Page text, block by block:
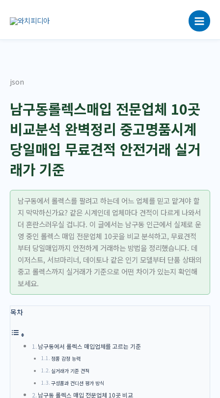
로
json
남구동롤렉스매입 전문업체 10곳
비교분석 완벽정리 중고명품시계
당일매입 무료견적 안전거래 실거
래가 기준
남구동에서 롤렉스를 팔려고 하는데 어느 업체를 믿고 맡겨야 할
지 막막하신가요? 같은 시계인데 업체마다 견적이 다르게 나와서
더 혼란스러우실 겁니다. 이 글에서는 남구동 인근에서 실제로 운
영 중인 롤렉스 매입 전문업체 10곳을 비교 분석하고, 무료견적
부터 당일매입까지 안전하게 거래하는 방법을 정리했습니다. 데
이저스트, 서브마리너, 데이토나 같은 인기 모델부터 단품 상태의
중고 롤렉스까지 실거래가 기준으로 어떤 차이가 있는지 확인해
보세요.
목차
남구동에서 롤렉스 매입업체를 고르는 기준
정품 감정 능력
실거래가 기준 견적
구성품과 컨디션 평가 방식
남구동 롤렉스 매입 전문업체 10곳 비교